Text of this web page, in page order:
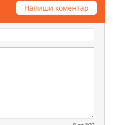
Напиши коментар